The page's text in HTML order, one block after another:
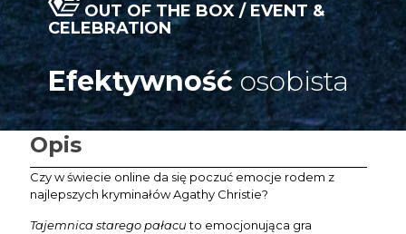
OUT OF THE BOX / EVENT &
CELEBRATION
Efektywnośćosobista
Opis
Czy w świecie online da się poczuć emocje rodem z
najlepszych kryminałów Agathy Christie?
Tajemnica starego pałacuto emocjonująca gra